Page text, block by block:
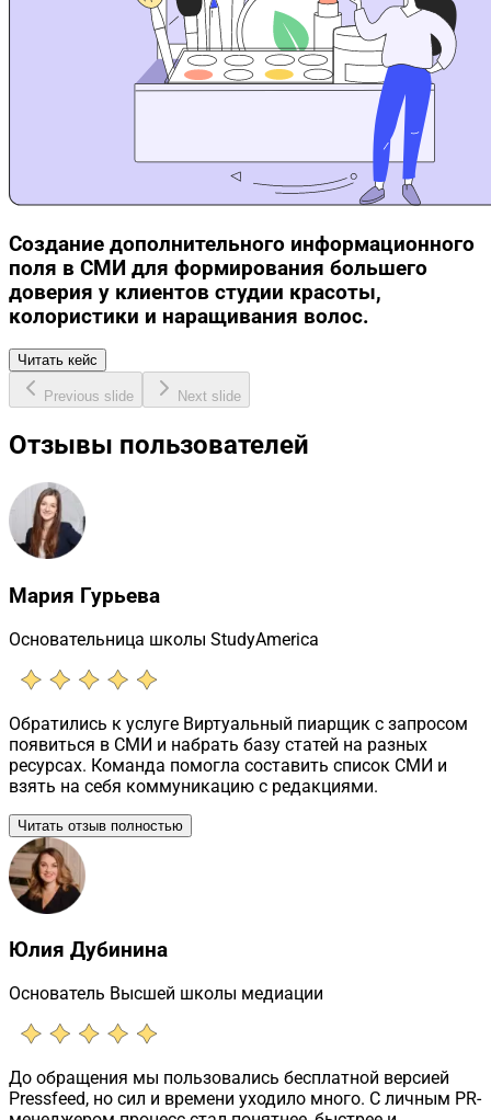
Создание дополнительного информационного
поля в СМИ для формирования большего
доверия у клиентов студии красоты,
колористики и наращивания волос.
Читать кейс
Previous slide Next slide
Отзывы пользователей
Мария Гурьева
Основательница школы StudyAmerica
Обратились к услуге Виртуальный пиарщик с запросом
появиться в СМИ и набрать базу статей на разных
ресурсах. Команда помогла составить список СМИ и
взять на себя коммуникацию с редакциями.
Читать отзыв полностью
Юлия Дубинина
Основатель Высшей школы медиации
До обращения мы пользовались бесплатной версией
Pressfeed, но сил и времени уходило много. С личным PR-